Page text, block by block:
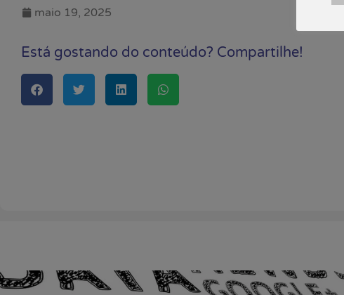
maio 19, 2025
Está gostando do conteúdo? Compartilhe!